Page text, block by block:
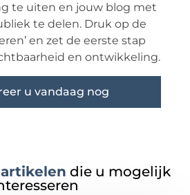
te uiten en jouw blog met
te delen. Druk op de
en zet de eerste stap
en ontwikkeling.
u vandaag nog
die u mogelijk